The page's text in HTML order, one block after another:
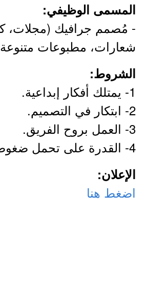
المسمى الوظيفي:
- مُصمم جرافيك (مجلات،
شعارات، مطبوعات
الشروط:
1- يمتلك أفكار إبداعية.
2- ابتكار في التصميم.
3- العمل بروح الفريق.
4- القدرة على تحمل ضغوط العمل.
الإعلان:
اضغط هنا